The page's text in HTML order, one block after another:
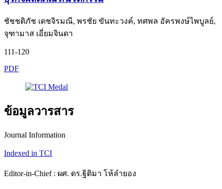
ชัชชติภัช เดชจิรมณี, พรชัย ขันทะวงค์, ทศพล อัครพงษ์ไพบูลย์,
จุฑามาส เอี่ยมจินดา
111-120
PDF
ข้อมูลวารสาร
Journal Information
Indexed in TCI
Editor-in-Chief : ผศ. ดร.ฐิติมา โห้ลำยอง